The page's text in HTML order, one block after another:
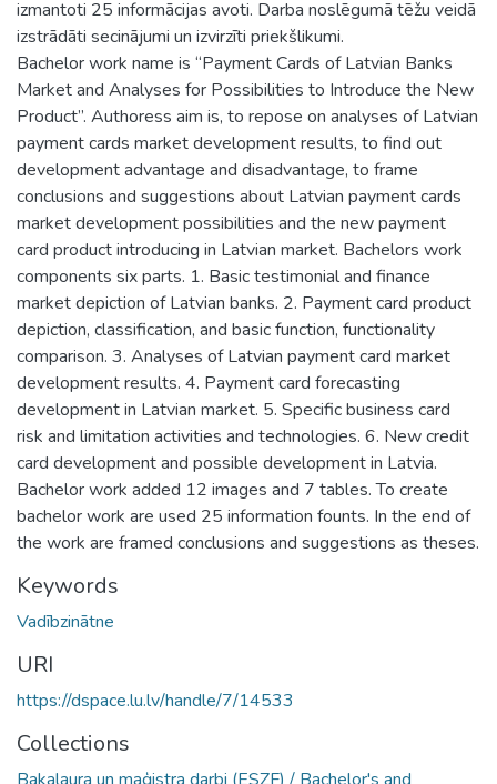
izmantoti 25 informācijas avoti. Darba noslēgumā tēžu veidā
izstrādāti secinājumi un izvirzīti priekšlikumi.
Bachelor work name is “Payment Cards of Latvian Banks
Market and Analyses for Possibilities to Introduce the New
Product”. Authoress aim is, to repose on analyses of Latvian
payment cards market development results, to find out
development advantage and disadvantage, to frame
conclusions and suggestions about Latvian payment cards
market development possibilities and the new payment
card product introducing in Latvian market. Bachelors work
components six parts. 1. Basic testimonial and finance
market depiction of Latvian banks. 2. Payment card product
depiction, classification, and basic function, functionality
comparison. 3. Analyses of Latvian payment card market
development results. 4. Payment card forecasting
development in Latvian market. 5. Specific business card
risk and limitation activities and technologies. 6. New credit
card development and possible development in Latvia.
Bachelor work added 12 images and 7 tables. To create
bachelor work are used 25 information founts. In the end of
the work are framed conclusions and suggestions as theses.
Keywords
Vadībzinātne
URI
https://dspace.lu.lv/handle/7/14533
Collections